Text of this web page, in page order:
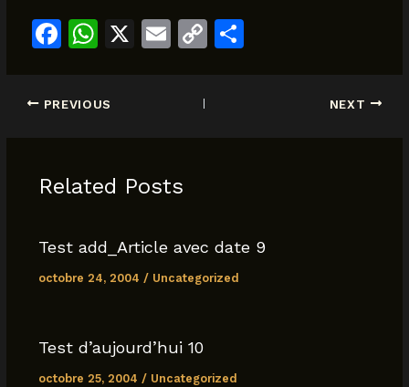
F
c
o
k
W
at
p
X
E
C
PREVIOUS NEXT
Related Posts
Test add_Article avec date 9
octobre 24, 2004 / Uncategorized
Test d’aujourd’hui 10
octobre 25, 2004 / Uncategorized